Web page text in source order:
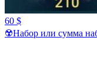
60 $
☢️Набор или сумма